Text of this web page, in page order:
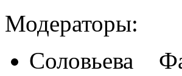
Модераторы:
Соловьева